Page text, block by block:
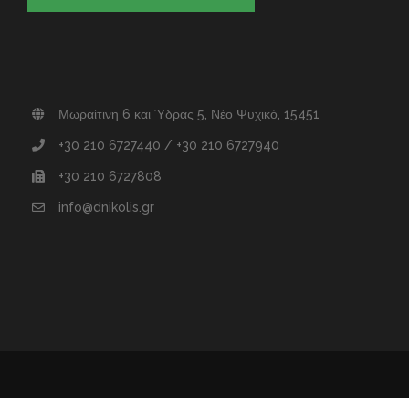
Μωραίτινη 6 και Ύδρας 5, Νέο Ψυχικό, 15451
+30 210 6727440 / +30 210 6727940
+30 210 6727808
info@dnikolis.gr